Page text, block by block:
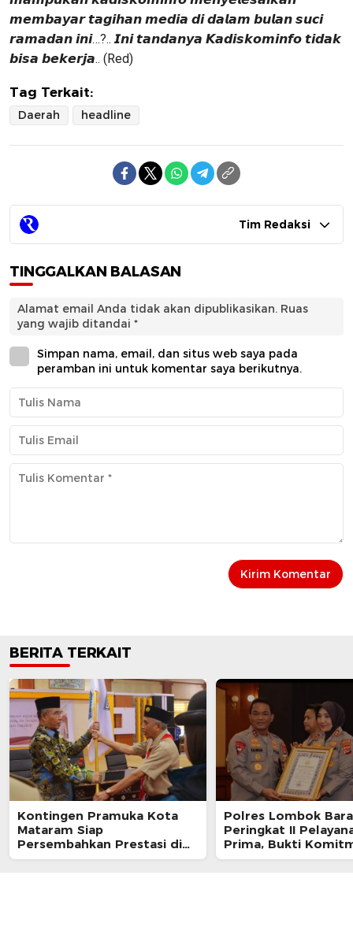
𝙢𝙚𝙢𝙗𝙖𝙮𝙖𝙧 𝙩𝙖𝙜𝙞𝙝𝙖𝙣 𝙢𝙚𝙙𝙞𝙖 𝙙𝙞 𝙙𝙖𝙡𝙖𝙢 𝙗𝙪𝙡𝙖𝙣 𝙨𝙪𝙘𝙞
𝙧𝙖𝙢𝙖𝙙𝙖𝙣 𝙞𝙣𝙞…?.. 𝙄𝙣𝙞 𝙩𝙖𝙣𝙙𝙖𝙣𝙮𝙖 𝙆𝙖𝙙𝙞𝙨𝙠𝙤𝙢𝙞𝙣𝙛𝙤 𝙩𝙞𝙙𝙖𝙠
𝙗𝙞𝙨𝙖 𝙗𝙚𝙠𝙚𝙧𝙟𝙖.. (Red)
Tag Terkait:
Daerah headline
Tim Redaksi
TINGGALKAN BALASAN
Alamat email Anda tidak akan dipublikasikan. Ruas
yang wajib ditandai *
Simpan nama, email, dan situs web saya pada
peramban ini untuk komentar saya berikutnya.
BERITA TERKAIT
Kontingen Pramuka Kota
Mataram Siap
Persembahkan Prestasi di
Jambore Nasional XII
Polres Lombok
Peringkat II
Prima, Bukti
Layani Masyarakat